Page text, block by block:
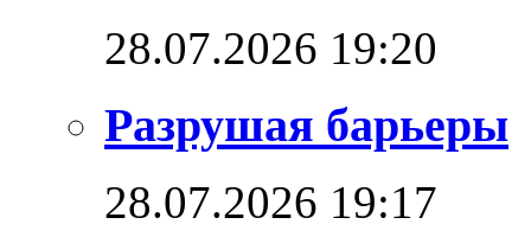
28.07.2026 19:20
Разрушая барьеры
28.07.2026 19:17